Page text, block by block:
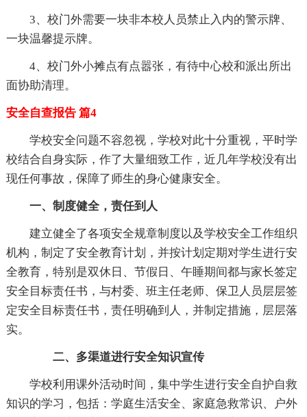
3、校门外需要一块非本校人员禁止入内的警示牌、
一块温馨提示牌。
4、校门外小摊点有点嚣张，有待中心校和派出所出
面协助清理。
安全自查报告 篇4
学校安全问题不容忽视，学校对此十分重视，平时学
校结合自身实际，作了大量细致工作，近几年学校没有出
现任何事故，保障了师生的身心健康安全。
一、制度健全，责任到人
建立健全了各项安全规章制度以及学校安全工作组织
机构，制定了安全教育计划，并按计划定期对学生进行安
全教育，特别是双休日、节假日、午睡期间都与家长签定
安全目标责任书，与村委、班主任老师、保卫人员层层签
定安全目标责任书，责任明确到人，并制定措施，层层落
实。
二、多渠道进行安全知识宣传
学校利用课外活动时间，集中学生进行安全自护自救
知识的学习，包括：学庭生活安全、家庭急救常识、户外